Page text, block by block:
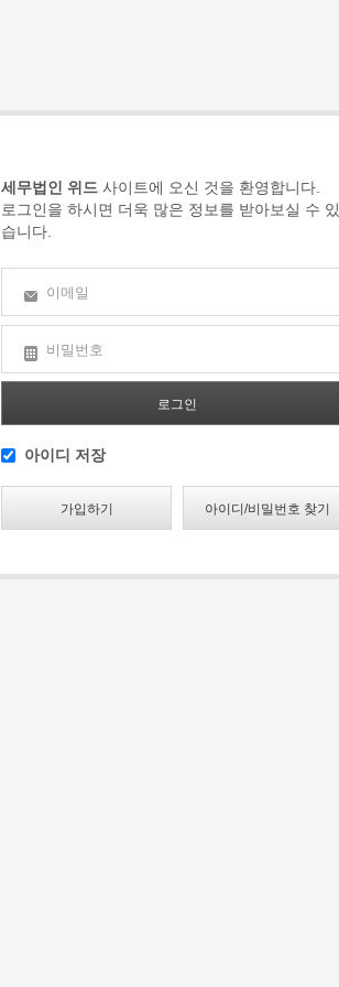
세무법인 위드 사이트에 오신 것을 환영합니다.
로그인을 하시면 더욱 많은 정보를 받아보실 수 있
습니다.
이메일
비밀번호
아이디 저장
가입하기 아이디/비밀번호 찾기